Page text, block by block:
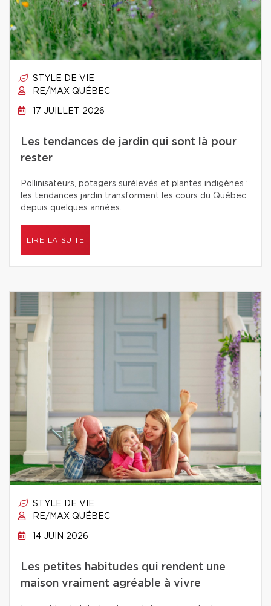
STYLE DE VIE
RE/MAX QUÉBEC
17 JUILLET 2026
Les tendances de jardin qui sont là pour
rester
Pollinisateurs, potagers surélevés et plantes indigènes :
les tendances jardin transforment les cours du Québec
depuis quelques années.
LIRE LA SUITE
STYLE DE VIE
RE/MAX QUÉBEC
14 JUIN 2026
Les petites habitudes qui rendent une
maison vraiment agréable à vivre